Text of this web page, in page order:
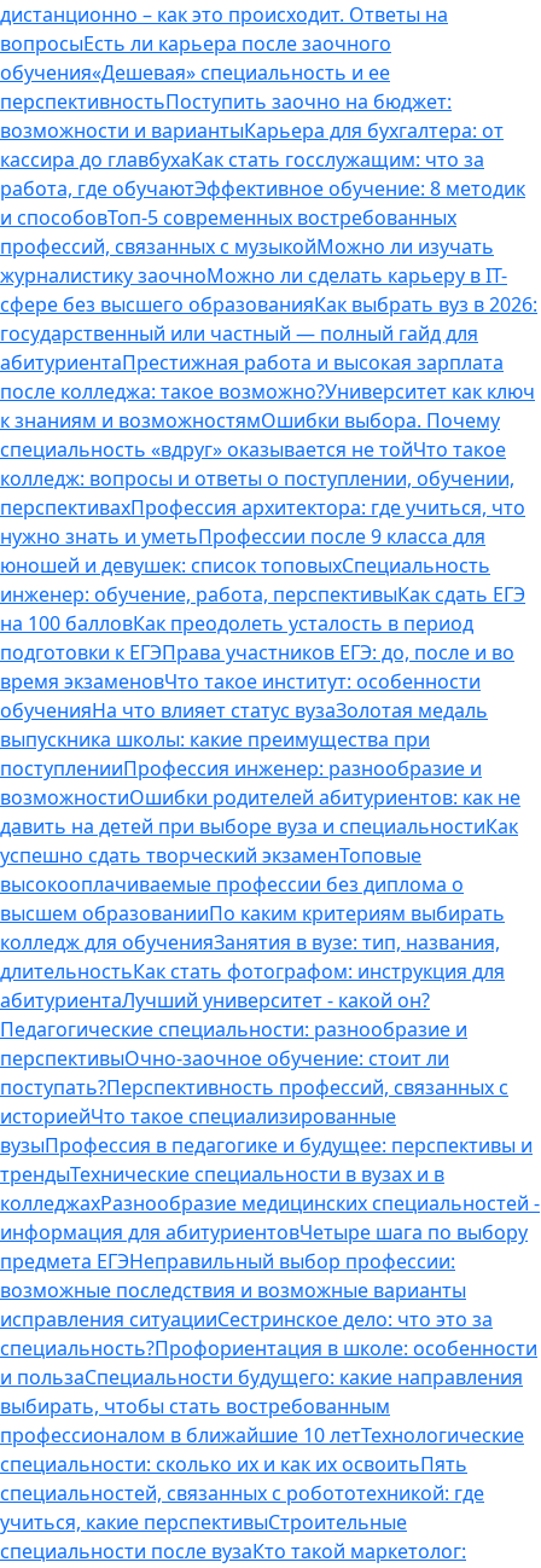
дистанционно – как это происходит. Ответы на
вопросыЕсть ли карьера после заочного
обучения«Дешевая» специальность и ее
перспективностьПоступить заочно на бюджет:
возможности и вариантыКарьера для бухгалтера: от
кассира до главбухаКак стать госслужащим: что за
работа, где обучаютЭффективное обучение: 8 методик
и способовТоп-5 современных востребованных
профессий, связанных с музыкойМожно ли изучать
журналистику заочноМожно ли сделать карьеру в IT-
сфере без высшего образованияКак выбрать вуз в 2026:
государственный или частный — полный гайд для
абитуриентаПрестижная работа и высокая зарплата
после колледжа: такое возможно?Университет как ключ
к знаниям и возможностямОшибки выбора. Почему
специальность «вдруг» оказывается не тойЧто такое
колледж: вопросы и ответы о поступлении, обучении,
перспективахПрофессия архитектора: где учиться, что
нужно знать и уметьПрофессии после 9 класса для
юношей и девушек: список топовыхСпециальность
инженер: обучение, работа, перспективыКак сдать ЕГЭ
на 100 балловКак преодолеть усталость в период
подготовки к ЕГЭПрава участников ЕГЭ: до, после и во
время экзаменовЧто такое институт: особенности
обученияНа что влияет статус вузаЗолотая медаль
выпускника школы: какие преимущества при
поступленииПрофессия инженер: разнообразие и
возможностиОшибки родителей абитуриентов: как не
давить на детей при выборе вуза и специальностиКак
успешно сдать творческий экзаменТоповые
высокооплачиваемые профессии без диплома о
высшем образованииПо каким критериям выбирать
колледж для обученияЗанятия в вузе: тип, названия,
длительностьКак стать фотографом: инструкция для
абитуриентаЛучший университет - какой он?
Педагогические специальности: разнообразие и
перспективыОчно-заочное обучение: стоит ли
поступать?Перспективность профессий, связанных с
историейЧто такое специализированные
вузыПрофессия в педагогике и будущее: перспективы и
трендыТехнические специальности в вузах и в
колледжахРазнообразие медицинских специальностей -
информация для абитуриентовЧетыре шага по выбору
предмета ЕГЭНеправильный выбор профессии:
возможные последствия и возможные варианты
исправления ситуацииСестринское дело: что это за
специальность?Профориентация в школе: особенности
и пользаСпециальности будущего: какие направления
выбирать, чтобы стать востребованным
профессионалом в ближайшие 10 летТехнологические
специальности: сколько их и как их освоитьПять
специальностей, связанных с робототехникой: где
учиться, какие перспективыСтроительные
специальности после вузаКто такой маркетолог: